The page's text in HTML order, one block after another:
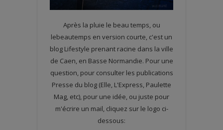
Après la pluie le beau temps, ou
lebeautemps en version courte, c'est un
blog Lifestyle prenant racine dans la ville
de Caen, en Basse Normandie. Pour une
question, pour consulter les publications
Presse du blog (Elle, L'Express, Paulette
Mag, etc), pour une idée, ou juste pour
m'écrire un mail, cliquez sur le logo ci-
dessous: